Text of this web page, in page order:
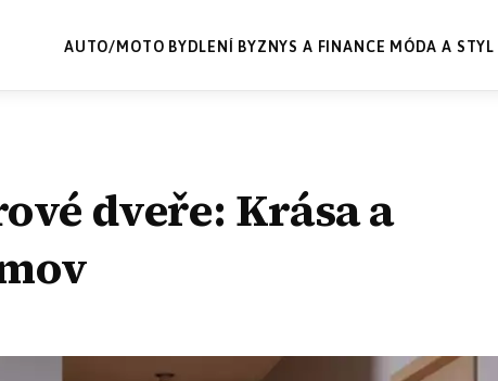
AUTO/MOTO BYDLENÍ BYZNYS A FINANCE MÓDA A STYL
dveře: Krása a